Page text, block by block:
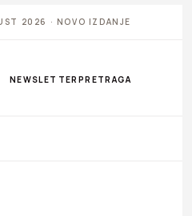
2026 · NOVO IZDANJE
NEWSLETTER PRETRAGA